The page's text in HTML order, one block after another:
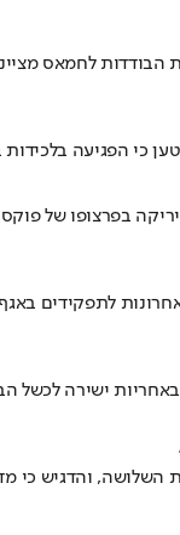
הבודדות
בפרצופו של
לתפקידים
ישירה
השלושה, והדגיש כי